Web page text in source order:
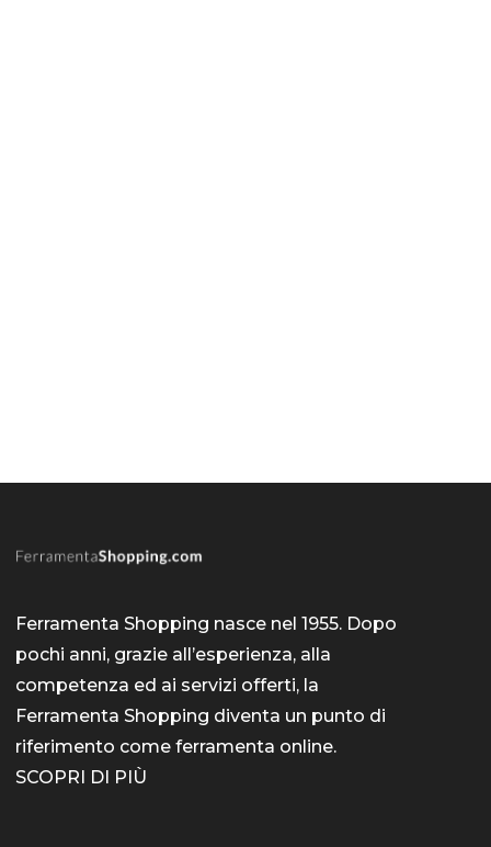
Ferramenta Shopping nasce nel 1955. Dopo
pochi anni, grazie all’esperienza, alla
competenza ed ai servizi offerti, la
Ferramenta Shopping diventa un punto di
riferimento come ferramenta online.
SCOPRI DI PIÙ